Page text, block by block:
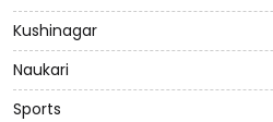
Kushinagar
Naukari
Sports